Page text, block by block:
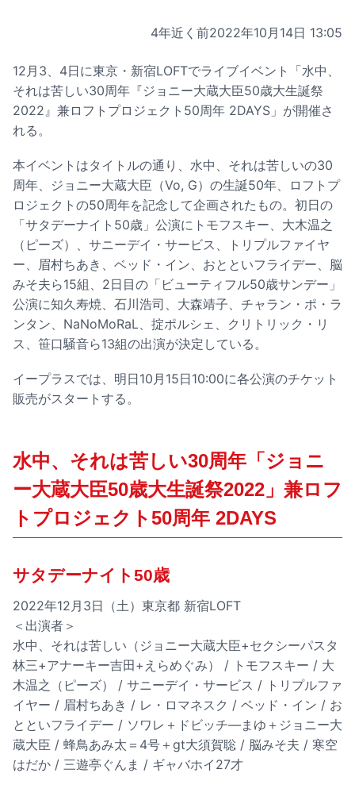
4年近く前2022年10月14日 13:05
12月3、4日に東京・新宿LOFTでライブイベント「水中、
それは苦しい30周年『ジョニー大蔵大臣50歳大生誕祭
2022』兼ロフトプロジェクト50周年 2DAYS」が開催さ
れる。
本イベントはタイトルの通り、水中、それは苦しいの30
周年、ジョニー大蔵大臣（Vo, G）の生誕50年、ロフトプ
ロジェクトの50周年を記念して企画されたもの。初日の
「サタデーナイト50歳」公演にトモフスキー、大木温之
（ピーズ）、サニーデイ・サービス、トリプルファイヤ
ー、眉村ちあき、ベッド・イン、おとといフライデー、脳
みそ夫ら15組、2日目の「ビューティフル50歳サンデー」
公演に知久寿焼、石川浩司、大森靖子、チャラン・ポ・ラ
ンタン、NaNoMoRaL、掟ポルシェ、クリトリック・リ
ス、笹口騒音ら13組の出演が決定している。
イープラスでは、明日10月15日10:00に各公演のチケット
販売がスタートする。
水中、それは苦しい30周年「ジョニ
ー大蔵大臣50歳大生誕祭2022」兼ロフ
トプロジェクト50周年 2DAYS
サタデーナイト50歳
2022年12月3日（土）東京都 新宿LOFT
＜出演者＞
水中、それは苦しい（ジョニー大蔵大臣+セクシーパスタ
林三+アナーキー吉田+えらめぐみ） / トモフスキー / 大
木温之（ピーズ） / サニーデイ・サービス / トリプルファ
イヤー / 眉村ちあき / レ・ロマネスク / ベッド・イン / お
とといフライデー / ソワレ＋ドビッチ―まゆ＋ジョニー大
蔵大臣 / 蜂鳥あみ太＝4号＋gt大須賀聡 / 脳みそ夫 / 寒空
はだか / 三遊亭ぐんま / ギャバホイ27才